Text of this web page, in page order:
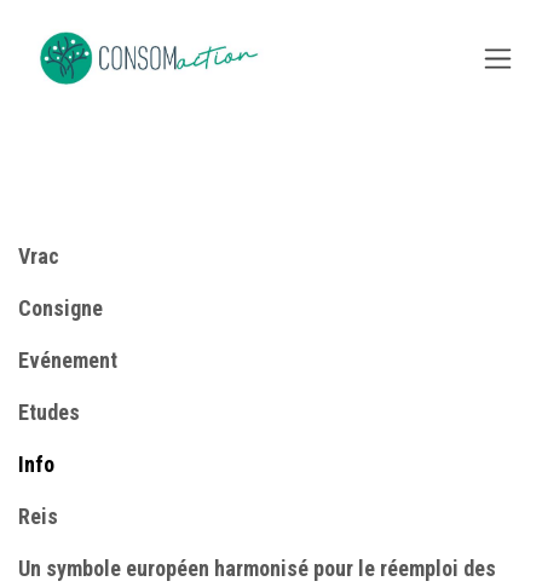
Vrac
Consigne
​Evénement
Etudes
Info
Reis
Un symbole européen harmonisé pour le réemploi des